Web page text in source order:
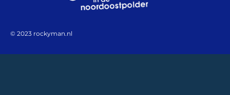
© 2023 rockyman.nl